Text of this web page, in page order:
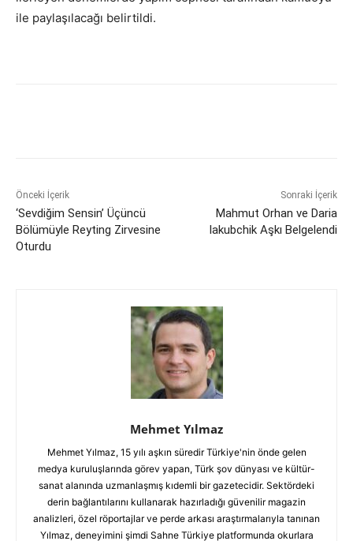
ile paylaşılacağı belirtildi.
Önceki İçerik
‘Sevdiğim Sensin’ Üçüncü
Bölümüyle Reyting Zirvesine
Oturdu
Sonraki İçerik
Mahmut Orhan ve Daria
Iakubchik Aşkı Belgelendi
Mehmet Yılmaz
Mehmet Yılmaz, 15 yılı aşkın süredir Türkiye'nin önde gelen
medya kuruluşlarında görev yapan, Türk şov dünyası ve kültür-
sanat alanında uzmanlaşmış kıdemli bir gazetecidir. Sektördeki
derin bağlantılarını kullanarak hazırladığı güvenilir magazin
analizleri, özel röportajlar ve perde arkası araştırmalarıyla tanınan
Yılmaz, deneyimini şimdi Sahne Türkiye platformunda okurlara